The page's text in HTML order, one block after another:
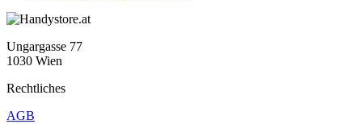
Ungargasse 77
1030 Wien
Rechtliches
AGB